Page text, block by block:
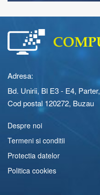
Adresa:
Bd. Unirii, Bl E3 - E4, Parter,
Cod postal 120272, Buzau
Despre noi
Termeni si conditii
Protectia datelor
Politica cookies